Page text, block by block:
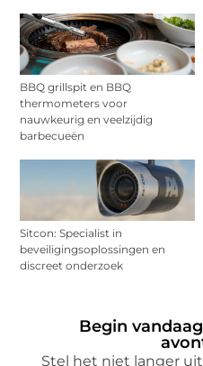
BBQ grillspit en BBQ
thermometers voor
nauwkeurig en veelzijdig
barbecueën
Sitcon: Specialist in
beveiligingsoplossingen en
discreet onderzoek
Begin
Stel het niet langer